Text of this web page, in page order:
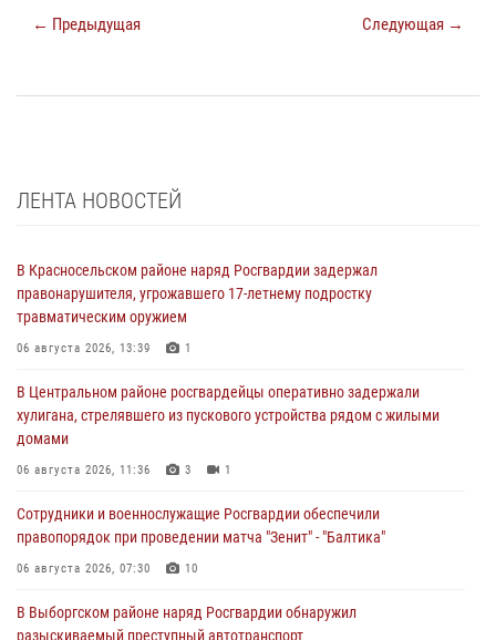
← Предыдущая Следующая →
ЛЕНТА НОВОСТЕЙ
В Красносельском районе наряд Росгвардии задержал
правонарушителя, угрожавшего 17-летнему подростку
травматическим оружием
06 августа 2026, 13:39 1
В Центральном районе росгвардейцы оперативно задержали
хулигана, стрелявшего из пускового устройства рядом с жилыми
домами
06 августа 2026, 11:36 3 1
Сотрудники и военнослужащие Росгвардии обеспечили
правопорядок при проведении матча "Зенит" - "Балтика"
06 августа 2026, 07:30 10
В Выборгском районе наряд Росгвардии обнаружил
разыскиваемый преступный автотранспорт